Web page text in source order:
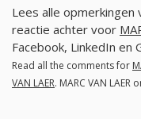
Lees alle opmerkingen
reactie achter voor
Facebook, LinkedIn en
Read all the comments for
VAN LAER. MARC VAN